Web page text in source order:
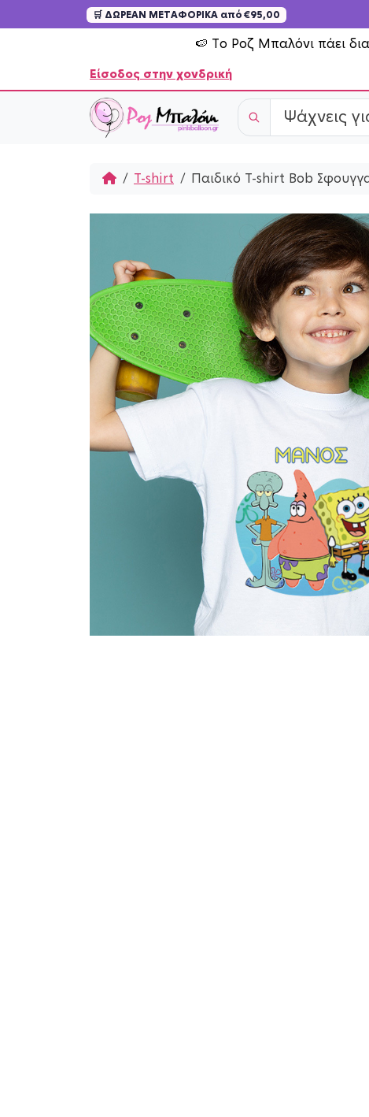
🛒 ΔΩΡΕΑΝ ΜΕΤΑΦΟΡΙΚΑ από €95,00
🍉 Το Ροζ Μπαλόνι πάει
Είσοδος στην χονδρική
HomeT-shirt Παιδικό T-shirt Bob